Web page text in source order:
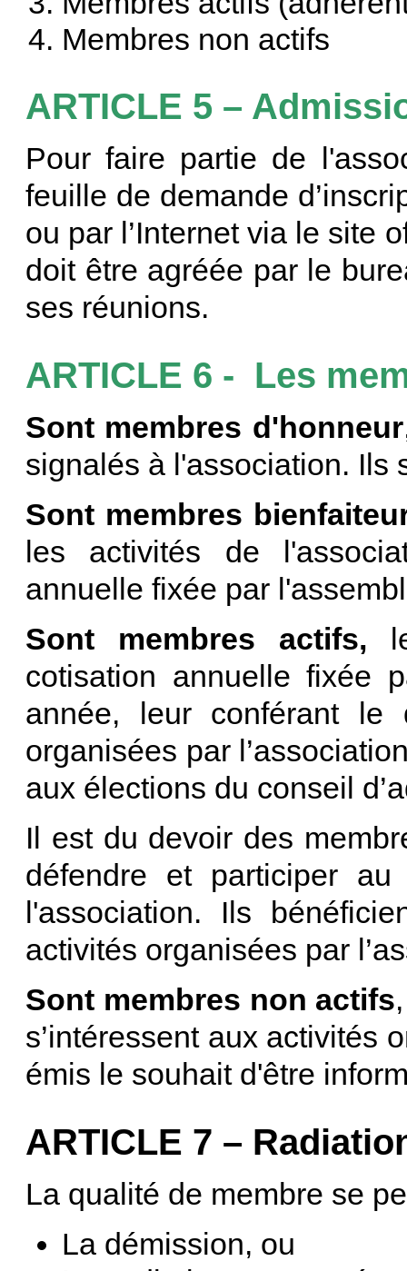
Membres non actifs
ARTICLE 5 –
Pour faire partie de
feuille de demande
ou par l’Internet via le site
doit être agréée par le
ses réunions.
ARTICLE 6 - Les
Sont membres d'honneur
signalés à l'association. Ils
Sont membres
les activités de
annuelle fixée par
Sont membres actifs,
cotisation annuelle fixée
année, leur conférant le
organisées par
aux élections du conseil
Il est du devoir des
défendre et participer
l'association. Ils
activités organisées par
Sont membres non actifs
s’intéressent aux activités
émis le souhait d'être
ARTICLE 7 –
La qualité de membre se
La démission, ou